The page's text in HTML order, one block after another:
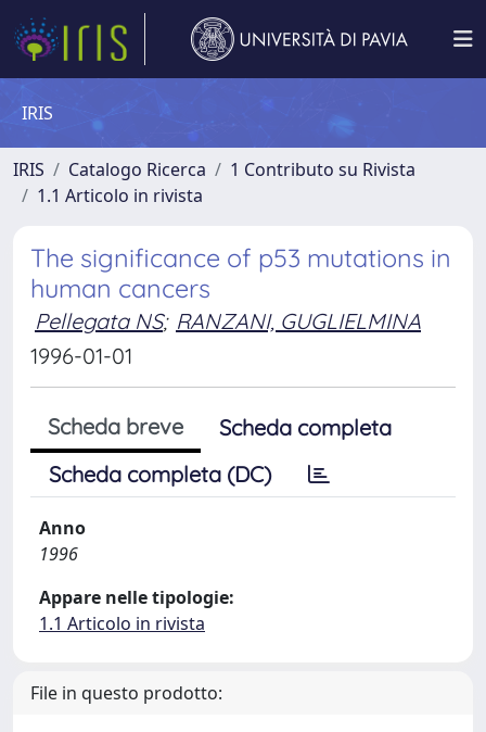
IRIS
IRIS Catalogo Ricerca
1 Contributo su Rivista
1.1 Articolo in rivista
The significance of p53 mutations in
human cancers
Pellegata NS; RANZANI, GUGLIELMINA
1996-01-01
Scheda breve
Scheda completa
Scheda completa (DC)
Anno
1996
Appare nelle tipologie:
1.1 Articolo in rivista
File in questo prodotto: